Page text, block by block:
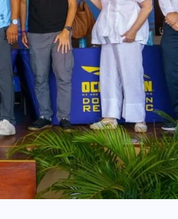
COLABORADORES
NOTICIAS
brasileño Hamilton
presenta el video
“Mono no Aware”, una
más emblemáticas de
álbum “Nova”.